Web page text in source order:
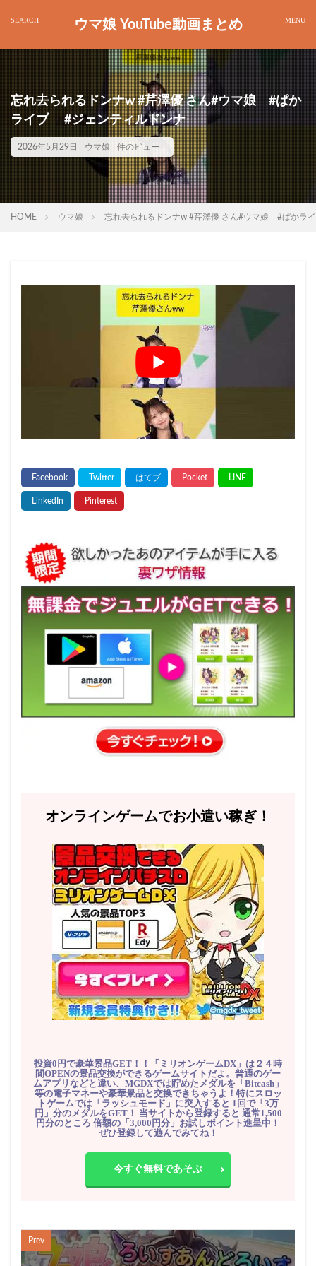
ウマ娘 YouTube動画まとめ
忘れ去られるドンナw #芹澤優 さん#ウマ娘 #ぱか
ライブ #ジェンティルドンナ
2026年5月29日 ウマ娘 件のビュー
HOME ウマ娘 忘れ去られるドンナw #芹澤優 さん#ウマ娘 #ぱか
オンラインゲームでお小遣い稼ぎ！
投資0円で豪華景品GET！！「ミリオンゲームDX」は２４時
間OPENの景品交換ができるゲームサイトだよ。普通のゲー
ムアプリなどと違い、MGDXでは貯めたメダルを「Bitcash」
等の電子マネーや豪華景品と交換できちゃうよ！特にスロッ
トゲームでは「ラッシュモード」に突入すると 1回で「3万
円」分のメダルをGET！ 当サイトから登録すると 通常1,500
円分のところ 倍額の「3,000円分」お試しポイント進呈中！
ぜひ登録して遊んでみてね！
今すぐ無料であそぶ
Prev